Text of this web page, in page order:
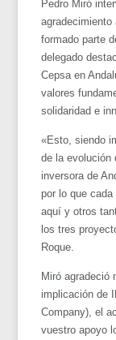
Pedro Miró
formado parte
delegado
Cepsa en
valores
solidaridad e
«Esto, siendo
de la evolución
inversora de
por lo que
aquí y otros
los tres
Roque.
Miró agradeció
implicación de
Company), el
vuestro apoyo